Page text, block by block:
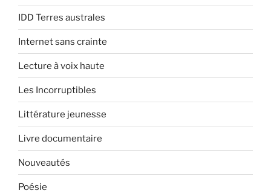
IDD Terres australes
Internet sans crainte
Lecture à voix haute
Les Incorruptibles
Littérature jeunesse
Livre documentaire
Nouveautés
Poésie